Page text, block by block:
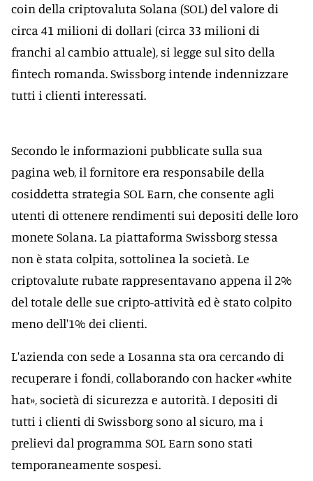
coin della criptovaluta Solana (SOL) del valore di
circa 41 milioni di dollari (circa 33 milioni di
franchi al cambio attuale), si legge sul sito della
fintech romanda. Swissborg intende indennizzare
tutti i clienti interessati.
Secondo le informazioni pubblicate sulla sua
pagina web, il fornitore era responsabile della
cosiddetta strategia SOL Earn, che consente agli
utenti di ottenere rendimenti sui depositi delle loro
monete Solana. La piattaforma Swissborg stessa
non è stata colpita, sottolinea la società. Le
criptovalute rubate rappresentavano appena il 2%
del totale delle sue cripto-attività ed è stato colpito
meno dell'1% dei clienti.
L'azienda con sede a Losanna sta ora cercando di
recuperare i fondi, collaborando con hacker «white
hat», società di sicurezza e autorità. I depositi di
tutti i clienti di Swissborg sono al sicuro, ma i
prelievi dal programma SOL Earn sono stati
temporaneamente sospesi.